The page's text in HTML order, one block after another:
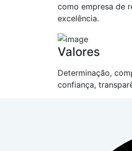
como empresa de
excelência.
Valores
Determinação,
confiança,